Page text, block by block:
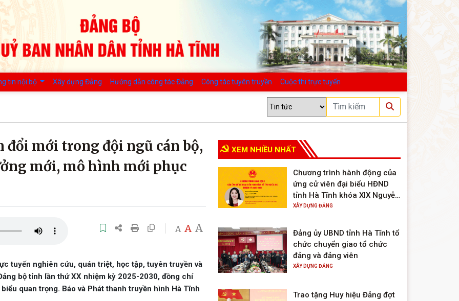
tin nội bộ Xây dựng Đảng Hướng dẫn công tác Đảng Công tác tuyên truyền Cuộc thi trực tuyến
mới trong đội ngũ cán bộ,
mới, mô hình mới phục
A A A
tuyến nghiên cứu, quán triệt, học tập, tuyên truyền và
bộ tỉnh lần thứ XX nhiệm kỳ 2025-2030, đồng chí
quan trọng. Báo và Phát thanh truyền hình Hà Tĩnh
XEM NHIỀU NHẤT
Chương trình hành động của
ứng cử viên đại biểu HĐND
tỉnh Hà Tĩnh khóa XIX Nguyễn
Thị Hà Tân
XÂY DỰNG ĐẢNG
Đảng ủy UBND tỉnh Hà Tĩnh tổ
chức chuyển giao tổ chức
đảng và đảng viên
XÂY DỰNG ĐẢNG
Trao tặng Huy hiệu Đảng đợt